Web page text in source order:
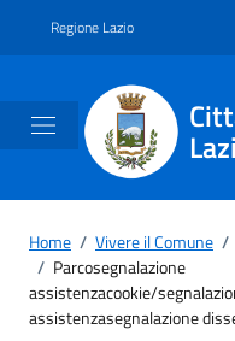
Regione Lazio
Home / Vivere il Comune /
/
assistenzacookie/
assistenzasegnalazione